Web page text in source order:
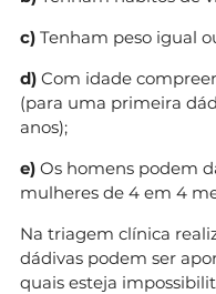
c) Tenham peso igual
d) Com idade
(para uma primeira
anos);
e) Os homens podem
mulheres de 4 em 4
Na triagem clínica
dádivas podem ser
quais esteja